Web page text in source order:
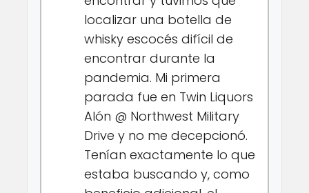
localizar una botella de
whisky escocés difícil de
encontrar durante la
pandemia. Mi primera
parada fue en Twin Liquors
Alón @ Northwest Military
Drive y no me decepcionó.
Tenían exactamente lo que
estaba buscando y, como